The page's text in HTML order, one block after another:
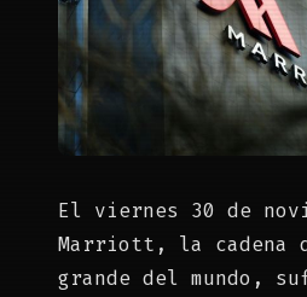
El viernes 30 de
Marriott, la cadena
grande del mundo,